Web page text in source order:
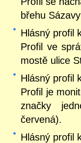
břehu
Hlásný profil
Profil ve
mostě ulice
Hlásný profil
Profil je
značky
červená).
Hlásný profil